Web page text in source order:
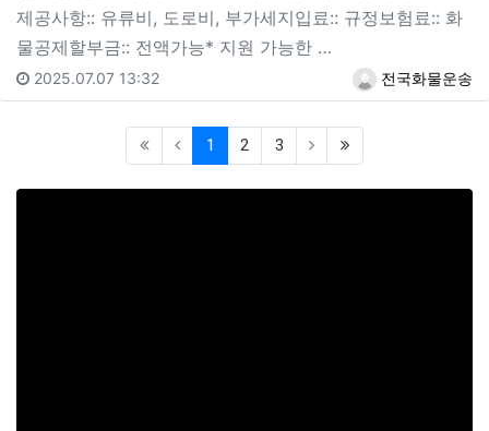
제공사항:: 유류비, 도로비, 부가세지입료:: 규정보험료:: 화
물공제할부금:: 전액가능* 지원 가능한 …
전국화물운송
2025.07.07 13:32
1 (current)
2 3 (last)